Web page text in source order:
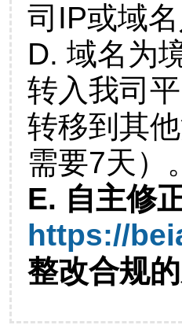
司IP或域
D. 域名为
转入我司平
转移到其
需要7天）。
E. 自主修
https://
整改合规